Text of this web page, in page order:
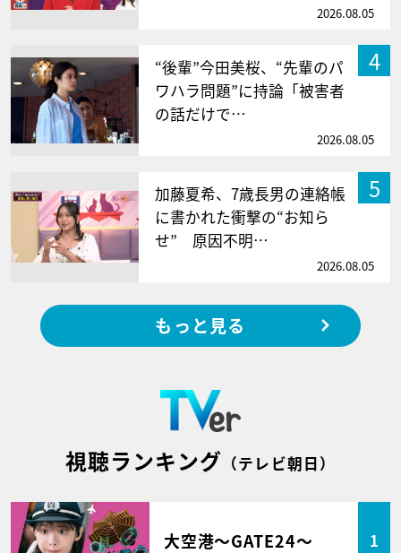
2026.08.05
4
“後輩”今田美桜、“先輩のパ
ワハラ問題”に持論「被害者
の話だけで…
2026.08.05
5
加藤夏希、7歳長男の連絡帳
に書かれた衝撃の“お知ら
せ” 原因不明…
2026.08.05
もっと見る
視聴ランキング （テレビ朝日）
大空港～GATE24～ 1